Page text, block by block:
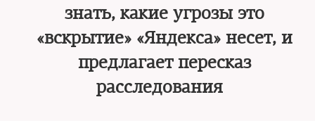
знать, какие угрозы это
«вскрытие» «Яндекса» несет, и
предлагает пересказ
расследования